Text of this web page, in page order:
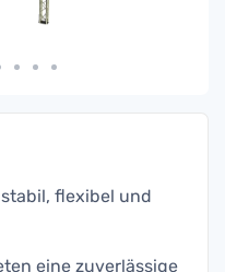
flexibel und
eine zuverlässige